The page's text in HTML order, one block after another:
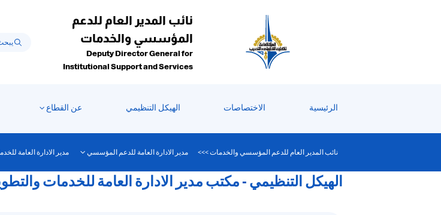
نائب المدير العام للدعم
المؤسسي والخدمات
Deputy Director General for
Institutional Support and Services
الرئيسية الاختصاصات الهيكل التنظيمي عن القطاع
نائب المدير العام للدعم المؤسسي والخدمات >>> مدير الادارة العامة للدعم المؤسسي مدير الادارة العامة
الهيكل التنظيمي - مكتب مدير الادارة العامة للخدمات